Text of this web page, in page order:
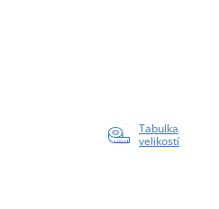
Tabulka
velikostí